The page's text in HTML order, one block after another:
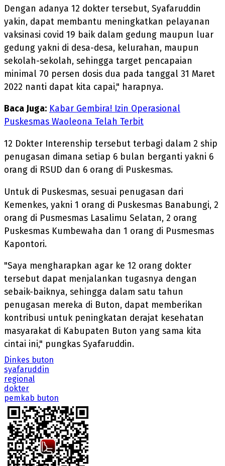
Dengan adanya 12 dokter tersebut, Syafaruddin
yakin, dapat membantu meningkatkan pelayanan
vaksinasi covid 19 baik dalam gedung maupun luar
gedung yakni di desa-desa, kelurahan, maupun
sekolah-sekolah, sehingga target pencapaian
minimal 70 persen dosis dua pada tanggal 31 Maret
2022 nanti dapat kita capai," harapnya.
Baca Juga: Kabar Gembira! Izin Operasional
Puskesmas Waoleona Telah Terbit
12 Dokter Interenship tersebut terbagi dalam 2 ship
penugasan dimana setiap 6 bulan berganti yakni 6
orang di RSUD dan 6 orang di Puskesmas.
Untuk di Puskesmas, sesuai penugasan dari
Kemenkes, yakni 1 orang di Puskesmas Banabungi, 2
orang di Pusmesmas Lasalimu Selatan, 2 orang
Puskesmas Kumbewaha dan 1 orang di Pusmesmas
Kapontori.
"Saya mengharapkan agar ke 12 orang dokter
tersebut dapat menjalankan tugasnya dengan
sebaik-baiknya, sehingga dalam satu tahun
penugasan mereka di Buton, dapat memberikan
kontribusi untuk peningkatan derajat kesehatan
masyarakat di Kabupaten Buton yang sama kita
cintai ini," pungkas Syafaruddin.
Dinkes buton
syafaruddin
regional
dokter
pemkab buton